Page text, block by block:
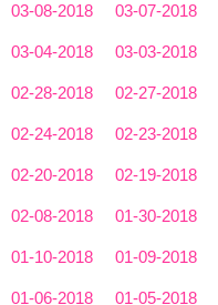
03-08-2018 03-07-2018
03-04-2018 03-03-2018
02-28-2018 02-27-2018
02-24-2018 02-23-2018
02-20-2018 02-19-2018
02-08-2018 01-30-2018
01-10-2018 01-09-2018
01-06-2018 01-05-2018